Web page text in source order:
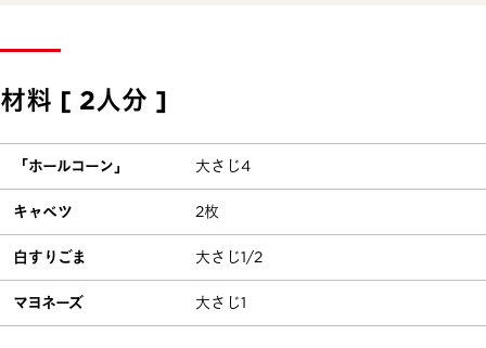
材料 [ 2人分 ]
「ホールコーン」 大さじ4
キャベツ 2枚
白すりごま 大さじ1/2
マヨネーズ 大さじ1